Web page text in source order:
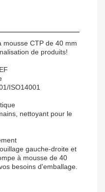
mousse CTP de 40 mm
de produits!
ISO14001
nettoyant pour le
gauche-droite et
à mousse de 40
besoins d'emballage.